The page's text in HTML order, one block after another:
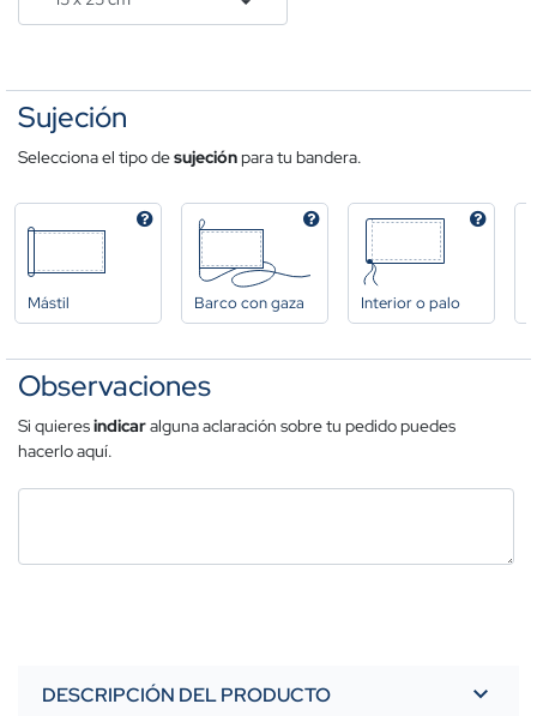
Sujeción
Selecciona el tipo desujeciónpara tu bandera.
Mástil Barco con gaza Interior o palo
Observaciones
Si quieresindicaralguna aclaración sobre tu pedido puedes
hacerlo aquí.
DESCRIPCIÓN DEL PRODUCTO